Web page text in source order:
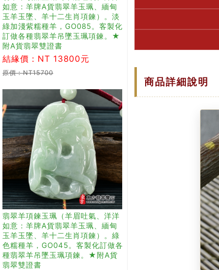
如意：羊牌A貨翡翠羊玉珮、緬甸
玉羊玉墜、羊十二生肖項鍊）。淡
綠加淺紫糯種羊，GO085。客製化
訂做各種翡翠羊吊墜玉珮項鍊。★
附A貨翡翠雙證書
結緣價：NT 13800元
原價：NT15700
翡翠羊項鍊玉珮（羊眉吐氣、洋洋
如意：羊牌A貨翡翠羊玉珮、緬甸
玉羊玉墜、羊十二生肖項鍊）。綠
色糯種羊，GO045。客製化訂做各
種翡翠羊吊墜玉珮項鍊。★附A貨
翡翠雙證書
商品詳細說明